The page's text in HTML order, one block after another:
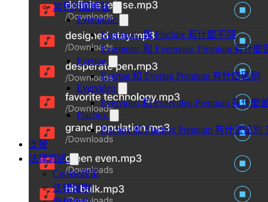
常見問題解答
Evermusic
Evermusic 與 Flacbox 有什麼不同
Evermusic 和 Evermusic Premium 有什麼
Evertag
Evertag 和 Evertag Premium 有什麼區別
Evervideo
Evervideo 和 Evervideo Premium 有什麼
Flacbox
Flacbox 和 Flacbox Premium 有什麼區別
支援
法律資訊
Cookie政策
法律聲明